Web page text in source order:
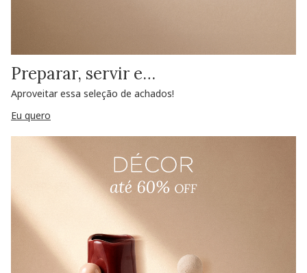
Preparar, servir e…
Aproveitar essa seleção de achados!
Eu quero